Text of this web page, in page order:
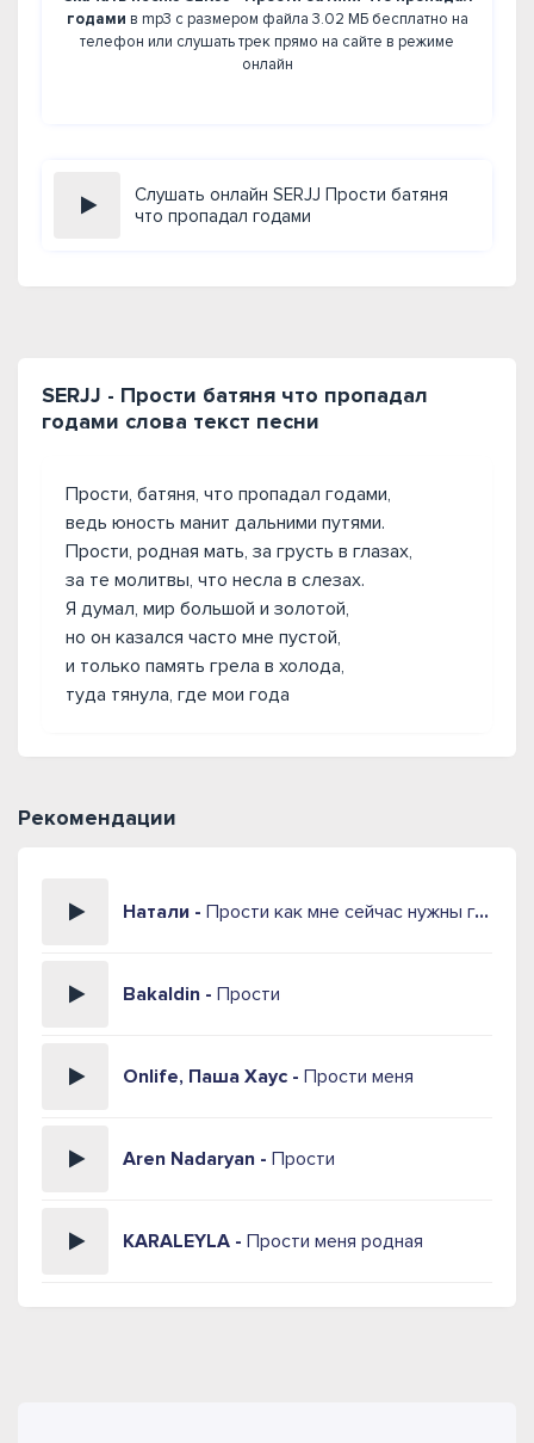
годами в mp3 с размером файла 3.02 МБ бесплатно на
телефон или слушать трек прямо на сайте в режиме
онлайн
Слушать онлайн SERJJ Прости батяня
что пропадал годами
SERJJ - Прости батяня что пропадал
годами слова текст песни
Прости, батяня, что пропадал годами,
ведь юность манит дальними путями.
Прости, родная мать, за грусть в глазах,
за те молитвы, что несла в слезах.
Я думал, мир большой и золотой,
но он казался часто мне пустой,
и только память грела в холода,
туда тянула, где мои года
Рекомендации
Натали - Прости как мне сейчас нужны глаза твои
Bakaldin - Прости
Onlife, Паша Хаус - Прости меня
Aren Nadaryan - Прости
KARALEYLA - Прости меня родная